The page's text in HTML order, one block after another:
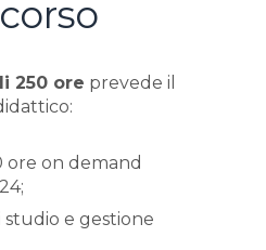
250 ore prevede il
ore on demand
studio e gestione